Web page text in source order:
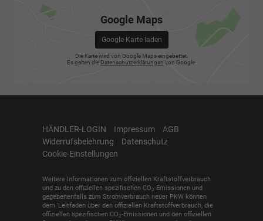
Google Maps
Google Karte laden
Die Karte wird von Google Maps eingebettet.
Es gelten die Datenschutzerklärungen von Google.
HÄNDLER-LOGIN Impressum
AGB
Widerrufsbelehrung
Datenschutz
Cookie-Einstellungen
Weitere Informationen zum offiziellen Kraftstoffverbrauch
und zu den offiziellen spezifischen CO2-Emissionen und
gegebenenfalls zum Stromverbrauch neuer PKW können
dem 'Leitfaden über den offiziellen Kraftstoffverbrauch, die
offiziellen spezifischen CO2-Emissionen und den offiziellen